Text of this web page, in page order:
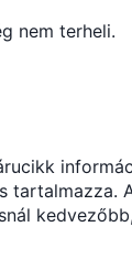
nem terheli.
tartalmazza.